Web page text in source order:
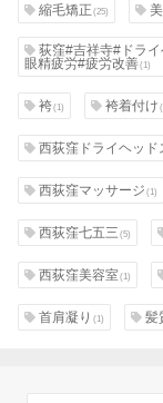
縮毛矯正(25)
荻窪#吉祥寺#ドラ
眼精疲労#疲労改善(1)
袴(1) 袴着付け
西荻窪ドライヘッ
西荻窪マッサージ(1)
西荻窪七五三(5)
西荻窪美容室(1)
首肩凝り(1) 髪